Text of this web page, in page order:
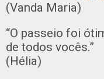
(Vanda Maria)
“O passeio foi
de todos vocês.”
(Hélia)